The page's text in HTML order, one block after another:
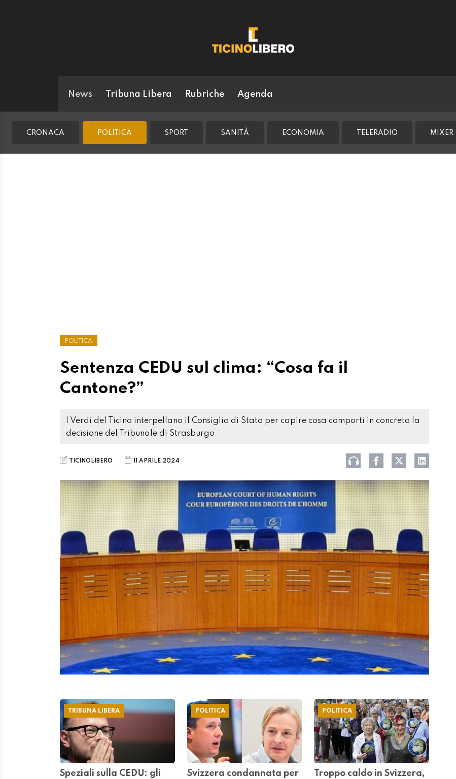
News Tribuna Libera Rubriche Agenda
CRONACA POLITICA SPORT SANITÀ ECONOMIA TELERADIO MIXER
POLITICA
Sentenza CEDU sul clima: “Cosa fa il
Cantone?”
I Verdi del Ticino interpellano il Consiglio di Stato per capire cosa comporti in concreto la
decisione del Tribunale di Strasburgo
TICINOLIBERO 11 APRILE 2024
TRIBUNA LIBERA
Speziali sulla CEDU: gli
POLITICA
Svizzera condannata per
POLITICA
Troppo caldo in Svizzera,